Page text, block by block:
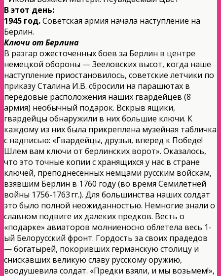
В этот день:
1945 год.Советская армия начала наступление на
Берлин.
Ключи от Берлина
В разгар ожесточенных боев за Берлин в центре
немецкой обороны — Зееловских высот, когда наше
наступление приостановилось, советские летчики по
приказу Сталина И.В. сбросили на парашютах в
передовые расположения наших гвардейцев (8
армия) необычный подарок. Вскрыв ящики,
гвардейцы обнаружили в них большие ключи. К
каждому из них была прикреплена музейная табличка
с надписью: «Гвардейцы, друзья, вперед к Победе!
Шлем вам ключи от берлинских ворот». Оказалось,
что это точные копии с хранящихся у нас в стране
ключей, преподнесенных немцами русским войскам,
взявшим Берлин в 1760 году (во время Семилетней
войны 1756-1763 гг.). Для большинства наших солдат
это было полной неожиданностью. Немногие знали о
славном подвиге их далеких предков. Весть о
«подарке» авиаторов молниеносно облетела весь 1-
ый Белорусский фронт. Гордость за своих прадедов
— богатырей, покоривших германскую столицу и
снискавших великую славу русскому оружию,
воодушевила солдат. «Предки взяли, и мы возьмем!»,